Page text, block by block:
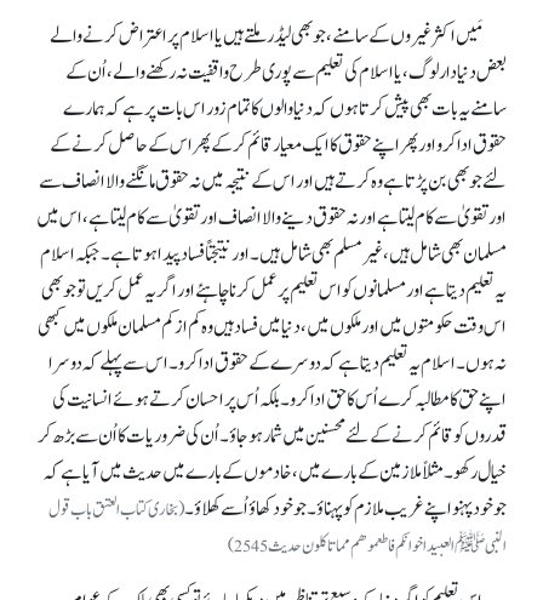
مَیں اکثر غیروں کے سامنے، جو بھی لیڈر ملتے ہیں یا اسلام پر اعتراض کرنے والے
بعض دنیا دار لوگ، یا اسلام کی تعلیم سے پوری طرح واقفیت نہ رکھنے والے، اُن کے
سامنے یہ بات بھی پیش کرتا ہوں کہ دنیا والوں کا تمام زور اس بات پر ہے کہ ہمارے
حقوق ادا کرو اور پھر اپنے حقوق کا ایک معیار قائم کر کے پھر اس کے حاصل کرنے کے
لئے جو بھی بن پڑتا ہے وہ کرتے ہیں اور اس کے نتیجہ میں نہ حقوق مانگنے والا انصاف سے
اور تقویٰ سے کام لیتا ہے اور نہ حقوق دینے والا انصاف اور تقویٰ سے کام لیتا ہے، اس میں
مسلمان بھی شامل ہیں، غیر مسلم بھی شامل ہیں۔ اور نتیجتاً فساد پیدا ہوتا ہے۔ جبکہ اسلام
یہ تعلیم دیتا ہے اور مسلمانوں کو اس تعلیم پر عمل کرنا چاہئے اور اگر یہ عمل کریں تو جو بھی
اس وقت حکومتوں میں اور ملکوں میں، دنیا میں فساد ہیں وہ کم از کم مسلمان ملکوں میں کبھی
نہ ہوں۔ اسلام یہ تعلیم دیتا ہے کہ دوسرے کے حقوق ادا کرو۔ اس سے پہلے کہ دوسرا
اپنے حق کا مطالبہ کرے اُس کا حق ادا کرو۔ بلکہ اُس پر احسان کرتے ہوئے انسانیت کی
قدروں کو قائم کرنے کے لئے محسنین میں شمار ہو جاؤ۔ اُن کی ضروریات کا اُن سے بڑھ کر
خیال رکھو۔ مثلاً ملازمین کے بارے میں، خادموں کے بارے میں حدیث میں آیا ہے کہ
جو خود پہنو اپنے غریب ملازم کو پہناؤ۔ جو خود کھاؤ اُسے کھلاؤ۔(بخاری کتاب العتق باب قول
النبیﷺ العبید اخوانکم فاطعموھم مماتاکلون حدیث 2545)